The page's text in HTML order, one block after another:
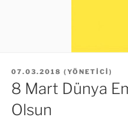
YAYIM
TARIHI
07.03.2018 ( YÖNETICI )
8 Mart Dünya
Olsun